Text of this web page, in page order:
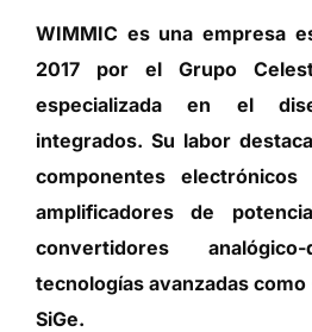
WIMMIC es una empresa
2017 por el Grupo
especializada en el
integrados. Su labor
componentes electrónicos
amplificadores de
convertidores
tecnologías avanzadas como
SiGe.